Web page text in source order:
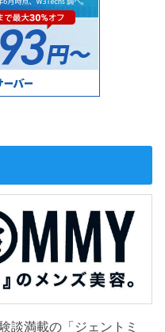
談満載の「ジェントミ